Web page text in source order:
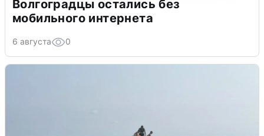
Волгоградцы остались без
мобильного интернета
6 августа 0